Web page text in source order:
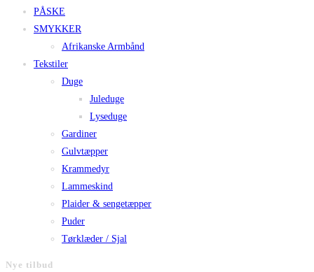
PÅSKE
SMYKKER
Afrikanske Armbånd
Tekstiler
Duge
Juleduge
Lyseduge
Gardiner
Gulvtæpper
Krammedyr
Lammeskind
Plaider & sengetæpper
Puder
Tørklæder / Sjal
Nye tilbud